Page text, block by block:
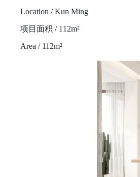
Location / Kun Ming
项目面积 / 112m²
Area / 112m²